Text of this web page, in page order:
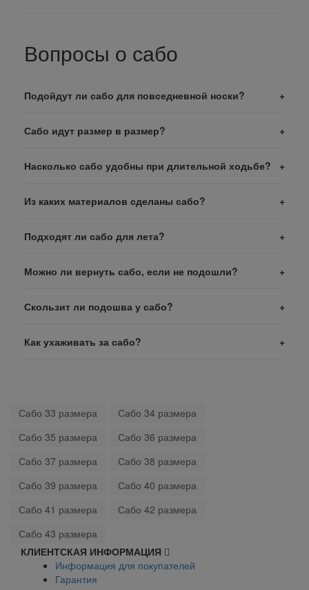
Вопросы о сабо
Подойдут ли сабо для повседневной носки?
Сабо идут размер в размер?
Насколько сабо удобны при длительной ходьбе?
Из каких материалов сделаны сабо?
Подходят ли сабо для лета?
Можно ли вернуть сабо, если не подошли?
Скользит ли подошва у сабо?
Как ухаживать за сабо?
Сабо 33 размера
Сабо 34 размера
Сабо 35 размера
Сабо 36 размера
Сабо 37 размера
Сабо 38 размера
Сабо 39 размера
Сабо 40 размера
Сабо 41 размера
Сабо 42 размера
Сабо 43 размера
КЛИЕНТСКАЯ ИНФОРМАЦИЯ
Информация для покупателей
Гарантия